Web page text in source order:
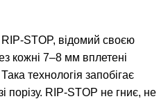
STOP, відомий своєю
кожні 7–8 мм вплетені
технологія запобігає
RIP-STOP не гниє, не